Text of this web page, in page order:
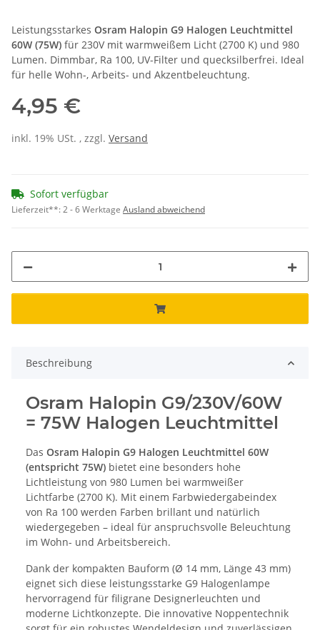
Leistungsstarkes Osram Halopin G9 Halogen Leuchtmittel
60W (75W) für 230V mit warmweißem Licht (2700 K) und 980
Lumen. Dimmbar, Ra 100, UV-Filter und quecksilberfrei. Ideal
für helle Wohn-, Arbeits- und Akzentbeleuchtung.
4,95 €
inkl. 19% USt. , zzgl. Versand
Sofort verfügbar
Lieferzeit**:2 - 6 Werktage Ausland abweichend
Beschreibung
Osram Halopin G9/230V/60W
= 75W Halogen Leuchtmittel
Das Osram Halopin G9 Halogen Leuchtmittel 60W
(entspricht 75W) bietet eine besonders hohe
Lichtleistung von 980 Lumen bei warmweißer
Lichtfarbe (2700 K). Mit einem Farbwiedergabeindex
von Ra 100 werden Farben brillant und natürlich
wiedergegeben – ideal für anspruchsvolle Beleuchtung
im Wohn- und Arbeitsbereich.
Dank der kompakten Bauform (Ø 14 mm, Länge 43 mm)
eignet sich diese leistungsstarke G9 Halogenlampe
hervorragend für filigrane Designerleuchten und
moderne Lichtkonzepte. Die innovative Noppentechnik